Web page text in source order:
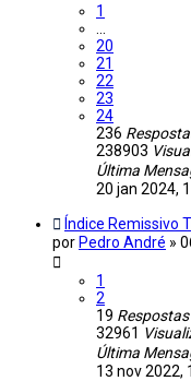
1
20
21
22
23
24
236
238903
Última
20 jan 2024,
Índice Remissivo
por Pedro André »
1
2
19 Respostas
32961
Última
13 nov 2022,